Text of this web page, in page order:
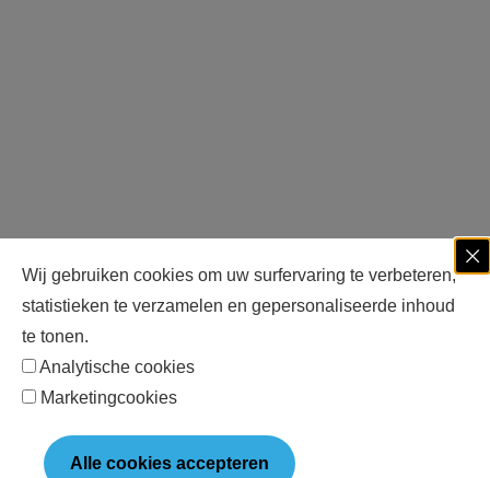
Wij gebruiken cookies om uw surfervaring te verbeteren,
statistieken te verzamelen en gepersonaliseerde inhoud
te tonen.
Analytische cookies
Marketingcookies
Alle cookies accepteren